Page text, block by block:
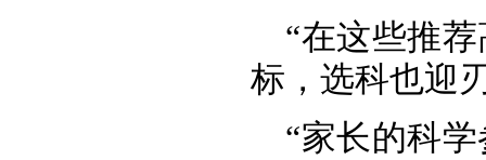
“在这些推
标，选科也迎
“家长的科